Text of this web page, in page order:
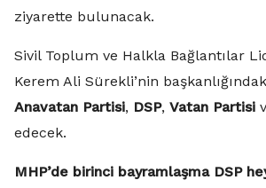
ziyarette bulunacak.
Sivil Toplum ve Halkla Bağlantılar
Kerem Ali Sürekli’nin
Anavatan Partisi, DSP, Vatan Partisi
edecek.
MHP’de birinci bayramlaşma DSP